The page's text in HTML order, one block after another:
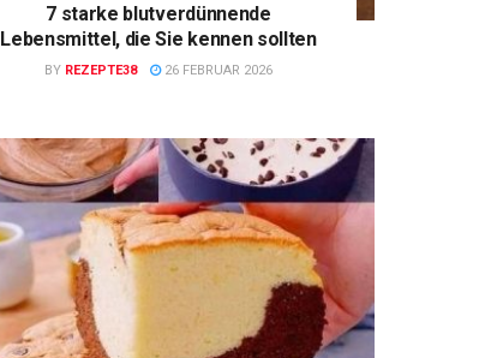
7 starke blutverdünnende
Lebensmittel, die Sie kennen sollten
BY REZEPTE38 26 FEBRUAR 2026